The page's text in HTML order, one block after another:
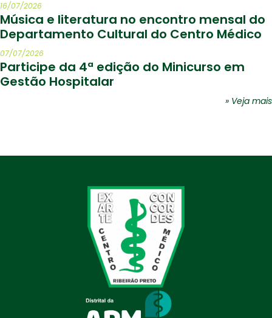
16/07/2026
Música e literatura no encontro mensal do
Departamento Cultural do Centro Médico
07/07/2026
Participe da 4ª edição do Minicurso em
Gestão Hospitalar
» Veja mais